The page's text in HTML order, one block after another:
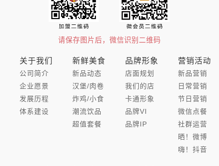
请保存图片后，微信识别二维码
关于我们
公司简介
企业愿景
发展历程
体系建设
新鲜美食
新品动态
汉堡/肉卷
炸鸡/小食
潮流饮品
超值套餐
品牌形象
店面规划
我们的店
卡通形象
品牌VI
品牌IP
营销活动
新品营销
日常营销
节日营销
微信点餐
社群运营
晒！微博
嗨！抖音